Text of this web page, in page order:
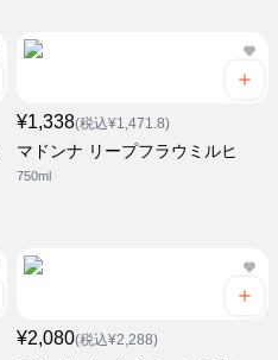
¥1,338(税込¥1,471.8)
マドンナ リープフラウミルヒ
750ml
¥2,080(税込¥2,288)